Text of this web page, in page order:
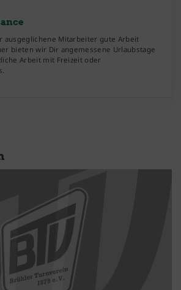
ausgeglichene Mitarbeiter gute Arbeit
bieten wir Dir angemessene Urlaubstage
Arbeit mit Freizeit oder